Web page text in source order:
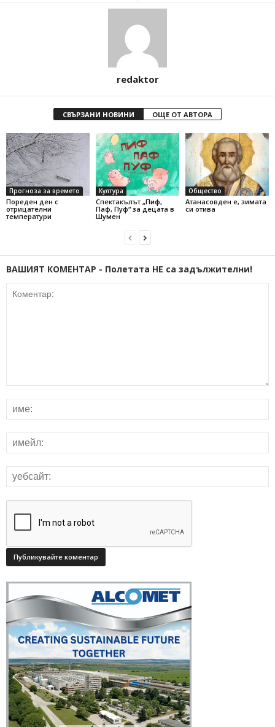
redaktor
СВЪРЗАНИ НОВИНИ ОЩЕ ОТ АВТОРА
Прогноза за времето
Пореден ден с
отрицателни
температури
Култура
Спектакълът „Пиф,
Паф, Пуф“ за децата в
Шумен
Общество
Атанасовден е, зимата
си отива
ВАШИЯТ КОМЕНТАР - Полетата НЕ са задължителни!